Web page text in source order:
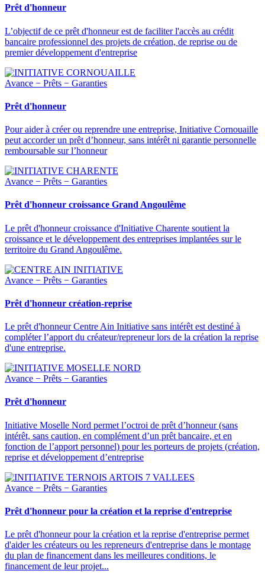
Prêt d'honneur
L’objectif de ce prêt d'honneur est de faciliter l'accès au crédit
bancaire professionnel des projets de création, de reprise ou de
premier développement d'entreprise
Avance − Prêts − Garanties
Prêt d'honneur
Pour aider à créer ou reprendre une entreprise, Initiative Cornouaille
peut accorder un prêt d’honneur, sans intérêt ni garantie personnelle
remboursable sur l’honneur
Avance − Prêts − Garanties
Prêt d'honneur croissance Grand Angoulême
Le prêt d'honneur croissance d'Initiative Charente soutient la
croissance et le développement des entreprises implantées sur le
territoire du Grand Angoulême.
Avance − Prêts − Garanties
Prêt d'honneur création-reprise
Le prêt d'honneur Centre Ain Initiative sans intérêt est destiné à
compléter l’apport du créateur/repreneur lors de la création la reprise
d'une entreprise.
Avance − Prêts − Garanties
Prêt d'honneur
Initiative Moselle Nord permet l’octroi de prêt d’honneur (sans
intérêt, sans caution, en complément d’un prêt bancaire, et en
fonction de l’apport personnel) pour les porteurs de projets (création,
reprise et développement d’entreprise
Avance − Prêts − Garanties
Prêt d'honneur pour la création et la reprise d'entreprise
Le prêt d'honneur pour la création et la reprise d'entreprise permet
d'aider les créateurs ou les repreneurs d'entreprise dans le montage
du plan de financement dans les meilleures conditions, le
financement de leur projet...